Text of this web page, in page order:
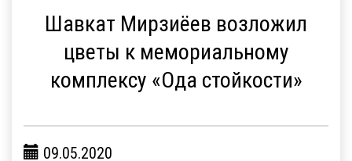
Шавкат Мирзиёев возложил
цветы к мемориальному
комплексу «Ода стойкости»
09.05.2020